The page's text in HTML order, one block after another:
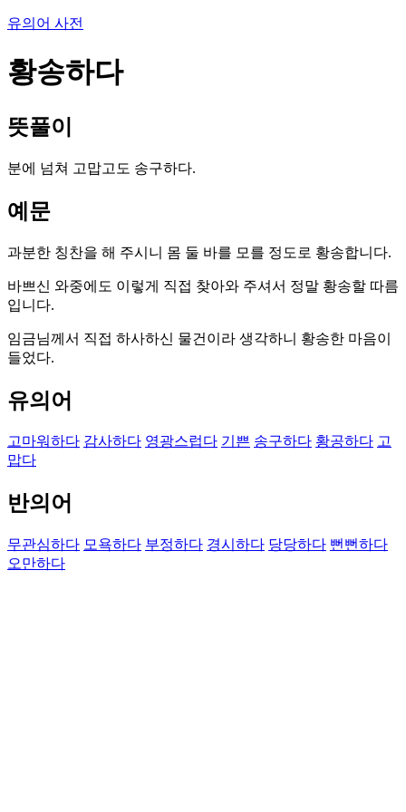
유의어 사전
황송하다
뜻풀이
분에 넘쳐 고맙고도 송구하다.
예문
과분한 칭찬을 해 주시니 몸 둘 바를 모를 정도로 황송합니다.
바쁘신 와중에도 이렇게 직접 찾아와 주셔서 정말 황송할 따름
입니다.
임금님께서 직접 하사하신 물건이라 생각하니 황송한 마음이
들었다.
유의어
고마워하다 감사하다 영광스럽다 기쁜 송구하다 황공하다 고
맙다
반의어
무관심하다 모욕하다 부정하다 경시하다 당당하다 뻔뻔하다
오만하다